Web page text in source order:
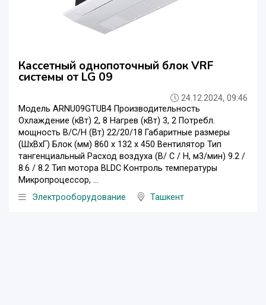
Кассетный однопоточный блок VRF
системы от LG 09
24.12.2024, 09:46
Модель ARNU09GTUB4 Производительность
Охлаждение (кВт) 2, 8 Нагрев (кВт) 3, 2 Потребл.
мощность В/С/Н (Вт) 22/20/18 Габаритные размеры
(ШxВxГ) Блок (мм) 860 x 132 x 450 Вентилятор Тип
тангенциальный Расход воздуха (В/ С / Н, м3/мин) 9.2 /
8.6 / 8.2 Тип мотора BLDC Контроль температуры
Микропроцессор, ...
Электрооборудование
Ташкент